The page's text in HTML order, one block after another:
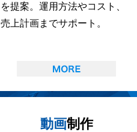
を提案。運用方法やコスト、
売上計画までサポート。
動画制作